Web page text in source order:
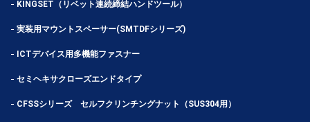
KINGSET（リベット連続締結ハンドツール）
実装用マウントスペーサー(SMTDFシリーズ)
ICTデバイス用多機能ファスナー
セミヘキサクローズエンドタイプ
CFSSシリーズ セルフクリンチングナット（SUS304用）